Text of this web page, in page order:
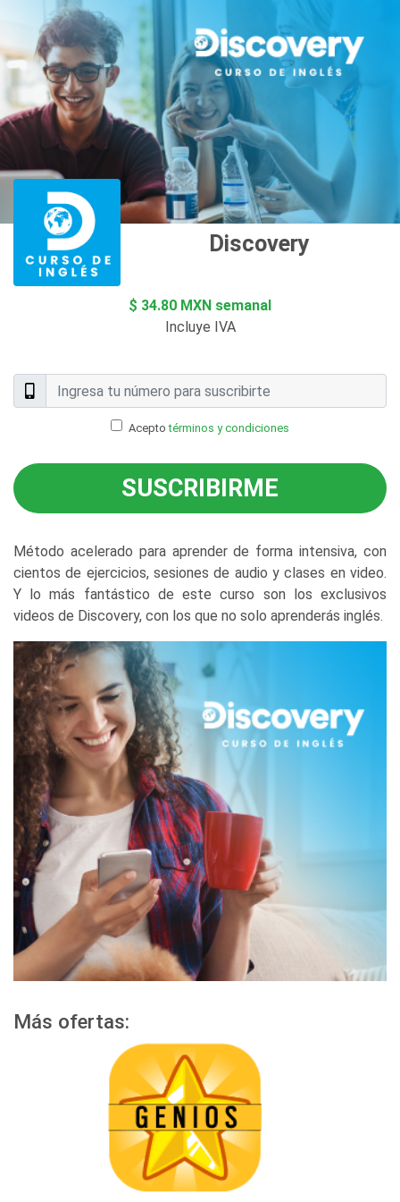
Discovery English
$ 34.80 MXN semanal
Incluye IVA
Aceptotérminos y condiciones
SUSCRIBIRME
Método acelerado para aprender de forma intensiva, con
cientos de ejercicios, sesiones de audio y clases en video.
Y lo más fantástico de este curso son los exclusivos
videos de Discovery, con los que no solo aprenderás inglés.
Más ofertas: